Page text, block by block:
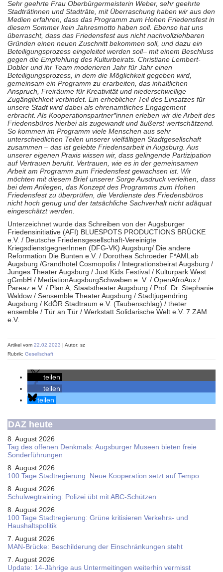
Sehr geehrte Frau Oberbürgermeisterin Weber, sehr geehrte
Stadträtinnen und Stadträte, mit Überraschung haben wir aus den
Medien erfahren, dass das Programm zum Hohen Friedensfest in
diesem Sommer kein Jahresmotto haben soll. Ebenso hat uns
überrascht, dass das Friedensfest aus nicht nachvollziehbaren
Gründen einen neuen Zuschnitt bekommen soll, und dazu ein
Beteiligungsprozess eingeleitet werden soll– mit einem Beschluss
gegen die Empfehlung des Kulturbeirats. Christiane Lembert-
Dobler und ihr Team moderieren Jahr für Jahr einen
Beteiligungsprozess, in dem die Möglichkeit gegeben wird,
gemeinsam ein Programm zu erarbeiten, das inhaltlichen
Anspruch, Freiräume für Kreativität und niederschwellige
Zugänglichkeit verbindet. Ein erheblicher Teil des Einsatzes für
unsere Stadt wird dabei als ehrenamtliches Engagement
erbracht. Als Kooperationspartner*innen erleben wir die Arbeit des
Friedensbüros hierbei als zugewandt und äußerst wertschätzend.
So kommen im Programm viele Menschen aus sehr
unterschiedlichen Teilen unserer vielfältigen Stadtgesellschaft
zusammen – das ist gelebte Friedensarbeit in Augsburg. Aus
unserer eigenen Praxis wissen wir, dass gelingende Partizipation
auf Vertrauen beruht. Vertrauen, wie es in der gemeinsamen
Arbeit am Programm zum Friedensfest gewachsen ist. Wir
möchten mit diesem Brief unserer Sorge Ausdruck verleihen, dass
bei dem Anliegen, das Konzept des Programms zum Hohen
Friedensfest zu überprüfen, die Verdienste des Friedensbüros
nicht hoch genug und der tatsächliche Sachverhalt nicht adäquat
eingeschätzt werden.
Unterzeichnet wurde das Schreiben von der Augsburger
Friedensinitiative (AFI) BLUESPOTS PRODUCTIONS BRÜCKE
e.V. / Deutsche Friedensgesellschaft-Vereinigte
KriegsdienstgegnerInnen (DFG-VK) Augsburg/ Die andere
Reformation Die Bunten e.V. / Dorothea Schroeder F*AMLab
Augsburg /Grandhotel Cosmopolis / Integrationsbeirat Augsburg /
Junges Theater Augsburg / Just Kids Festival / Kulturpark West
gGmbH / MediationAugsburgSchwaben e. V. / OpenAfroAux /
Pareaz e.V. / Plan A, Staatstheater Augsburg / Prof. Dr. Stephanie
Waldow / Sensemble Theater Augsburg / Stadtjugendring
Augsburg / KdÖR Stadtraum e.V. (Taubenschlag) / theter
ensemble / Tür an Tür / Werkstatt Solidarische Welt e.V. 7 ZAM
e.V.
Artikel vom 22.02.2023 | Autor: sz
Rubrik: Gesellschaft
teilen
teilen
teilen
DAZ heute
8. August 2026
Tag des offenen Denkmals: Augsburger Museen bieten freie
Sonderführungen
8. August 2026
100 Tage Stadtregierung: Neue Kooperation setzt auf Tempo
8. August 2026
Schul­weg­trai­ning: Poli­zei übt mit ABC-Schüt­zen
8. August 2026
100 Tage Stadtregierung: Grüne kritisieren Verkehrs- und
Haushaltspolitik
7. August 2026
MAN-Brücke: Beschilderung der Einschränkungen steht
7. August 2026
Update: 14-Jährige aus Untermeitingen weiterhin vermisst